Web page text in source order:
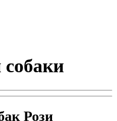
Рози